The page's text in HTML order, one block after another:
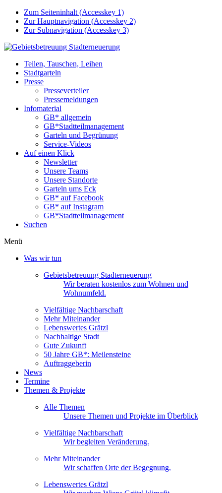
Zum Seiteninhalt (Accesskey 1)
Zur Hauptnavigation (Accesskey 2)
Zur Subnavigation (Accesskey 3)
Teilen, Tauschen, Leihen
Stadtgarteln
Presse
Presseverteiler
Pressemeldungen
Infomaterial
GB* allgemein
GB*Stadtteilmanagement
Garteln und Begrünung
Service-Videos
Auf einen Klick
Newsletter
Unsere Teams
Unsere Standorte
Garteln ums Eck
GB* auf Facebook
GB* auf Instagram
GB*Stadtteilmanagement
Suchen
Menü
Was wir tun
Gebietsbetreuung Stadterneuerung
Wir beraten kostenlos zum Wohnen und
Wohnumfeld.
Vielfältige Nachbarschaft
Mehr Miteinander
Lebenswertes Grätzl
Nachhaltige Stadt
Gute Zukunft
50 Jahre GB*: Meilensteine
Auftraggeberin
News
Termine
Themen & Projekte
Alle Themen
Unsere Themen und Projekte im Überblick
Vielfältige Nachbarschaft
Wir begleiten Veränderung.
Mehr Miteinander
Wir schaffen Orte der Begegnung.
Lebenswertes Grätzl